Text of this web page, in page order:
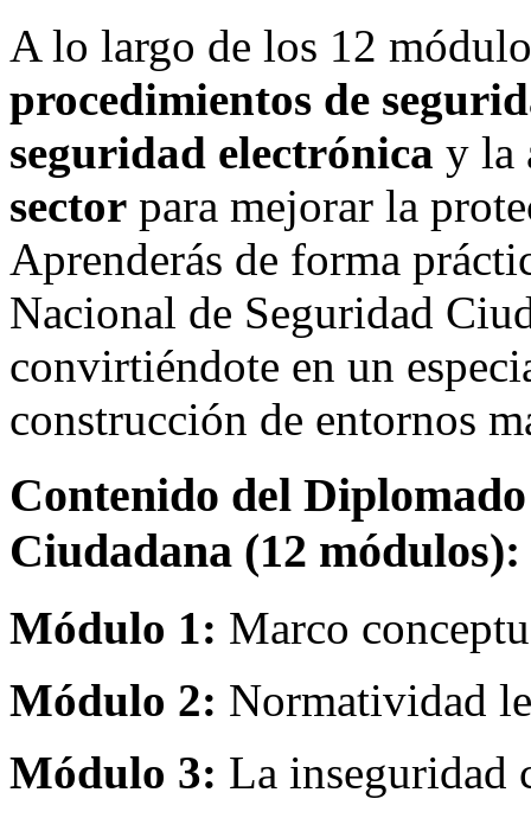
A lo largo de los 12
procedimientos de
seguridad electrónica y la
sector para mejorar la
Aprenderás de forma
Nacional de Seguridad
convirtiéndote en un
construcción de entornos
Contenido del
Ciudadana (12 módulos):
Módulo 1: Marco
Módulo 2: Normatividad
Módulo 3: La inseguridad